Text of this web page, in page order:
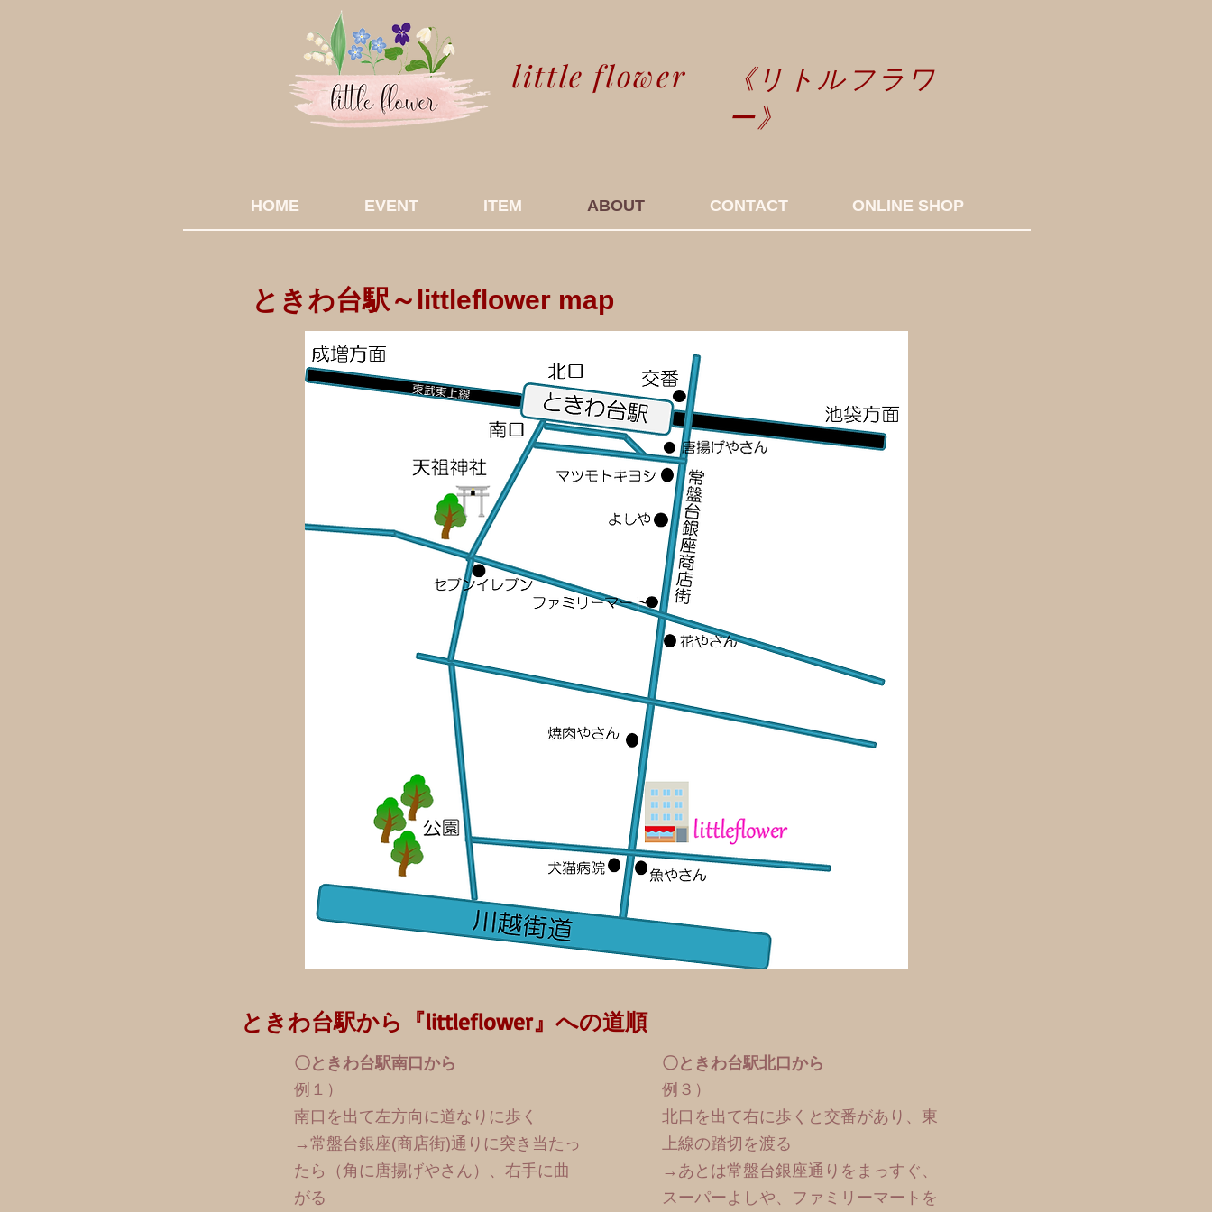
little flower
​《リトルフラワ
ー》
HOME EVENT ITEM ABOUT CONTACT ONLINE SHOP
ときわ台駅～littleflower map
ときわ台駅から『littleflower』への道順
〇ときわ台駅南口から
例１）
南口を出て左方向に道なりに歩く
→常盤台銀座(商店街)通りに突き当たっ
たら（角に唐揚げやさん）、右手に曲
がる
〇ときわ台駅北口から
例３）
北口を出て右に歩くと交番があり、東
上線の踏切を渡る
​→あとは常盤台銀座通りをまっすぐ、
スーパーよしや、ファミリーマートを